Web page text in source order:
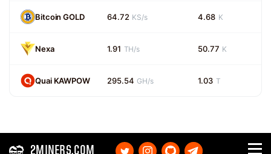
Bitcoin GOLD 64.72 KS/s 4.68 K
Nexa 1.91 TH/s 50.77 K
Quai KAWPOW 295.54 GH/s 1.03 T
2MINERS.COM